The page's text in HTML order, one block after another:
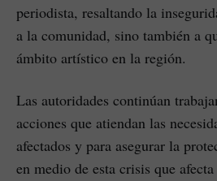
periodista, resaltando la
a la comunidad, sino también a
ámbito artístico en la región.
Las autoridades continúan
acciones que atiendan las
afectados y para asegurar la
en medio de esta crisis que